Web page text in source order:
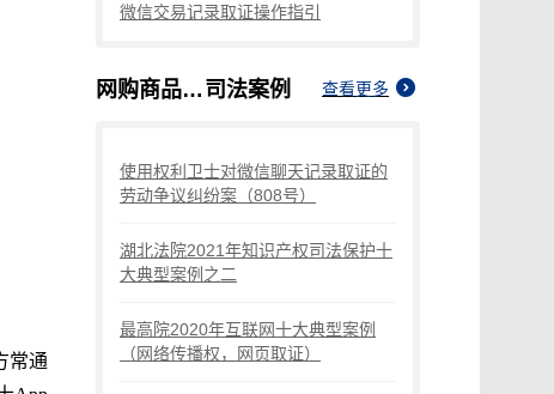
常通
微信交易记录取证操作指引
网购商品存在夸大宣传如何取证 司法案例 查看更多
使用权利卫士对微信聊天记录取证的
劳动争议纠纷案（808号）
湖北法院2021年知识产权司法保护十
大典型案例之二
最高院2020年互联网十大典型案例
（网络传播权，网页取证）